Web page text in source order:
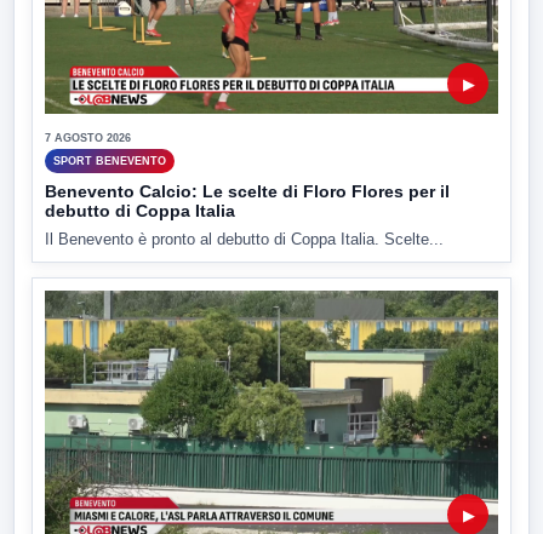
▶
7 AGOSTO 2026
SPORT BENEVENTO
Benevento Calcio: Le scelte di Floro Flores per il
debutto di Coppa Italia
Il Benevento è pronto al debutto di Coppa Italia. Scelte...
▶